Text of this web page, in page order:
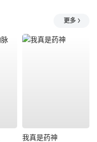
更多
我真是药神